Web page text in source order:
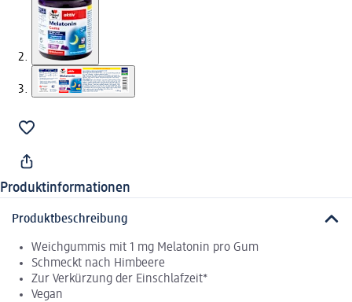
Produktinformationen
Produktbeschreibung
Weichgummis mit 1 mg Melatonin pro Gum
Schmeckt nach Himbeere
Zur Verkürzung der Einschlafzeit*
Vegan